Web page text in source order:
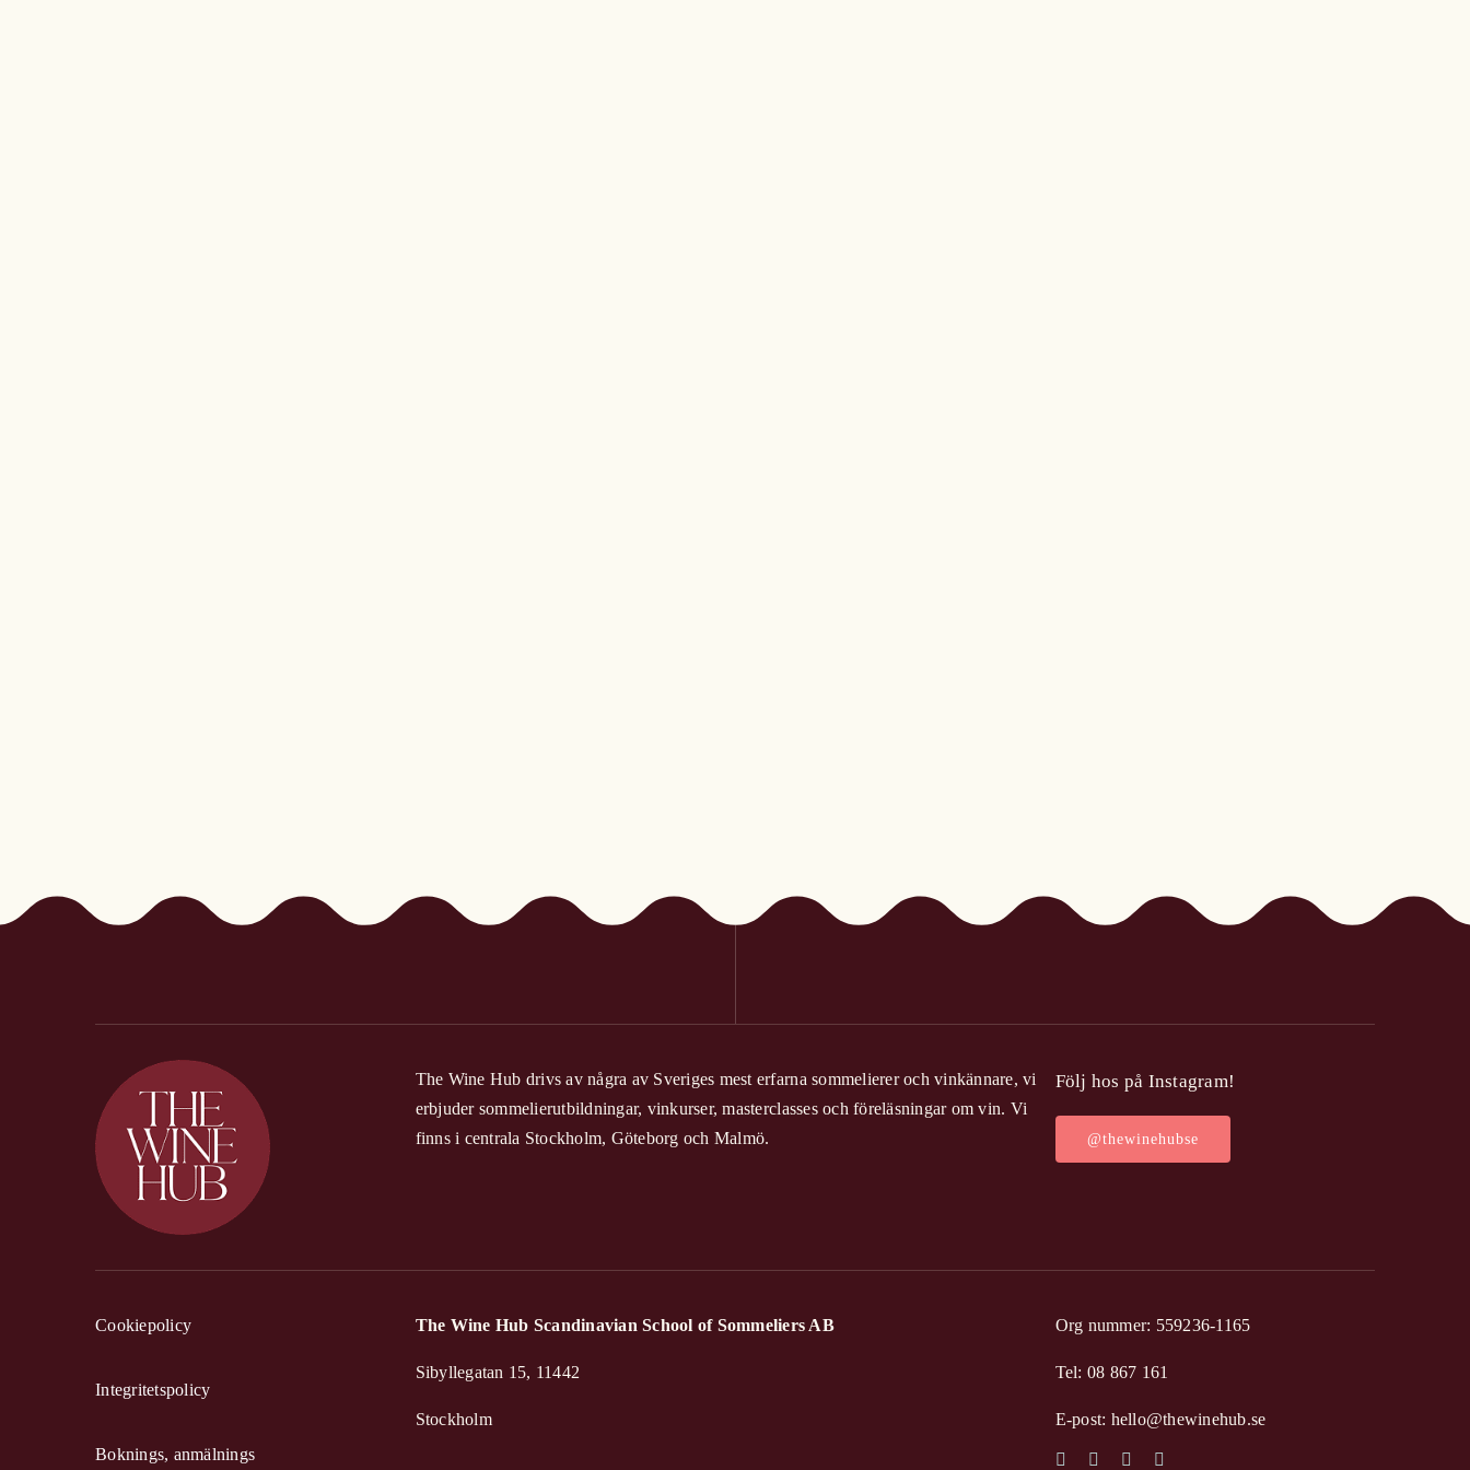
The Wine Hub drivs av några av Sveriges mest erfarna sommelierer och vinkännare, vi
erbjuder sommelierutbildningar, vinkurser, masterclasses och föreläsningar om vin. Vi
finns i centrala Stockholm, Göteborg och Malmö.
Följ hos på Instagram!
@thewinehubse
Cookiepolicy
Integritetspolicy
Boknings, anmälnings
The Wine Hub Scandinavian School of Sommeliers AB
Sibyllegatan 15, 11442
Stockholm
Org nummer: 559236-1165
Tel: 08 867 161
E-post: hello@thewinehub.se